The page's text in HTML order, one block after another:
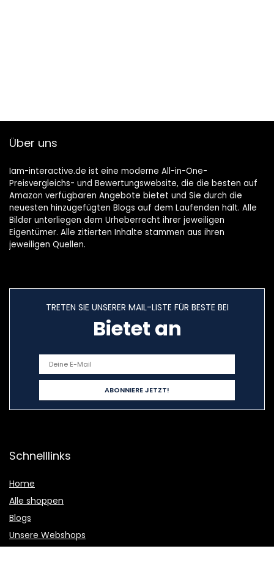
Über uns
Iam-interactive.de ist eine moderne All-in-One-
Preisvergleichs- und Bewertungswebsite, die die besten auf
Amazon verfügbaren Angebote bietet und Sie durch die
neuesten hinzugefügten Blogs auf dem Laufenden hält. Alle
Bilder unterliegen dem Urheberrecht ihrer jeweiligen
Eigentümer. Alle zitierten Inhalte stammen aus ihren
jeweiligen Quellen.
TRETEN SIE UNSERER MAIL-LISTE FÜR BESTE BEI
Bietet an
Schnelllinks
Home
Alle shoppen
Blogs
Unsere Webshops